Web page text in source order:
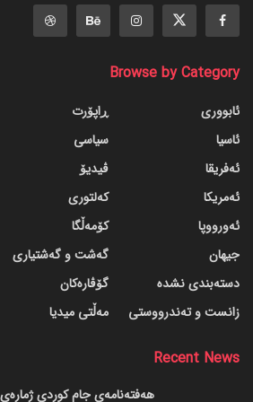
Browse by Category
ئابووری
ئاسیا
ئەفریقا
ئەمریکا
ئەورووپا
جیهان
دسته‌بندی نشده
زانست و تەندرووستی
ڕاپۆرت
سیاسی
ڤیدیۆ
کەلتوری
کۆمەڵگا
گه‌شت و گه‌شتیاری
گۆڤاره‌کان
مەڵتی میدیا
Recent News
هەفتەنامەی جام کوردی ژمارەی 432